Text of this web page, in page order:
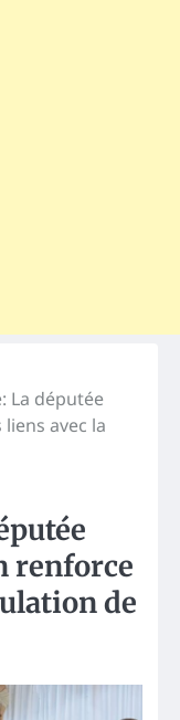
La députée
avec la
renforce
de